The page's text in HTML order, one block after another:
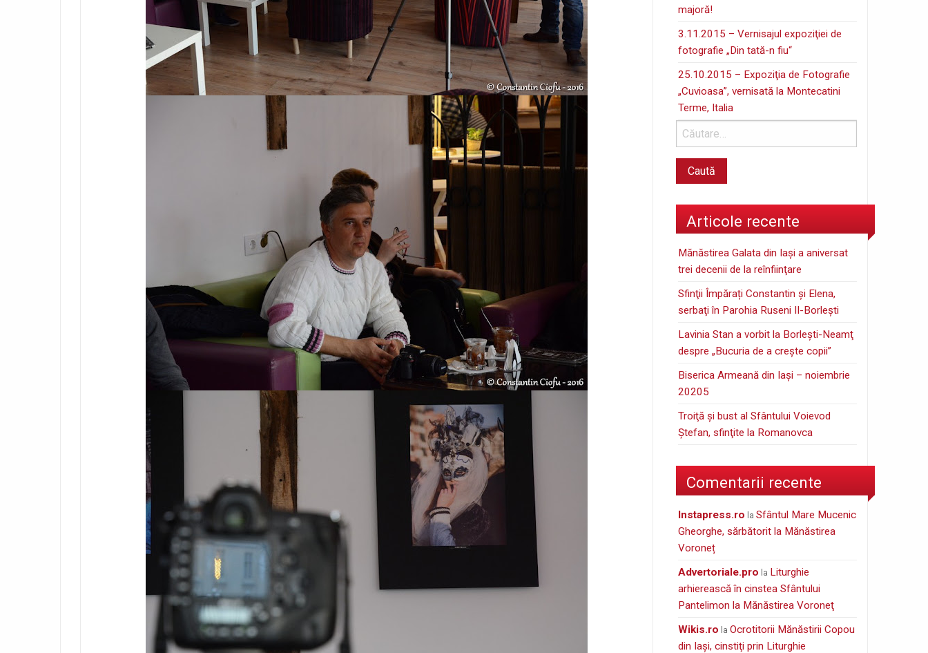
majoră!
3.11.2015 – Vernisajul expoziţiei de
fotografie „Din tată-n fiu“
25.10.2015 – Expoziţia de Fotografie
„Cuvioasa”, vernisată la Montecatini
Terme, Italia
Articole recente
Mănăstirea Galata din Iaşi a aniversat
trei decenii de la reînfiinţare
Sfinţii Împărați Constantin și Elena,
serbaţi în Parohia Ruseni II-Borleşti
Lavinia Stan a vorbit la Borleşti-Neamţ
despre „Bucuria de a creşte copii”
Biserica Armeană din Iași – noiembrie
20205
Troiţă şi bust al Sfântului Voievod
Ştefan, sfinţite la Romanovca
Comentarii recente
instapress.ro laSfântul Mare Mucenic
Gheorghe, sărbătorit la Mănăstirea
Voroneț
Advertoriale.pro la Liturghie
arhierească în cinstea Sfântului
Pantelimon la Mănăstirea Voroneţ
wikis.ro laOcrotitorii Mănăstirii Copou
din Iaşi, cinstiţi prin Liturghie